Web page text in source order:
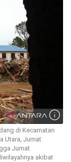
di Kecamatan
Utara, Jumat
Jumat
akibat